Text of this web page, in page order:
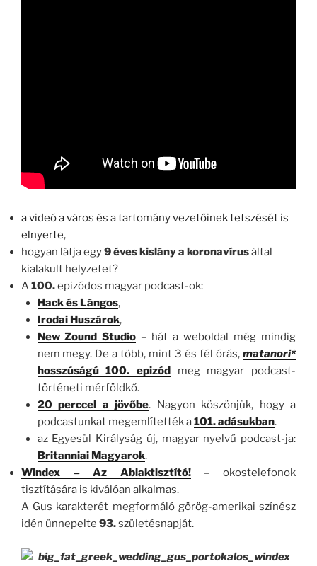
a videó a város és a tartomány vezetőinek tetszését is
elnyerte,
hogyan látja egy9 éves kislány a koronavírusáltal
kialakult helyzetet?
A100.epizódos magyar podcast-ok:
Hack és Lángos,
Irodai Huszárok,
New Zound Studio – hát a weboldal még mindig
nem megy. De a több, mint 3 és fél órás, matanori*
hosszúságú 100. epizód
meg magyar podcast-
történeti mérföldkő.
20 perccel a jövőbe. Nagyon köszönjük, hogy a
podcastunkat megemlítették a101. adásukban.
az Egyesül Királyság új, magyar nyelvű podcast-ja:
Britanniai Magyarok.
Windex – Az Ablaktisztító!– okostelefonok
tisztítására is kiválóan alkalmas.
A Gus karakterét megformáló görög-amerikai színész
idén ünnepelte 93.születésnapját.